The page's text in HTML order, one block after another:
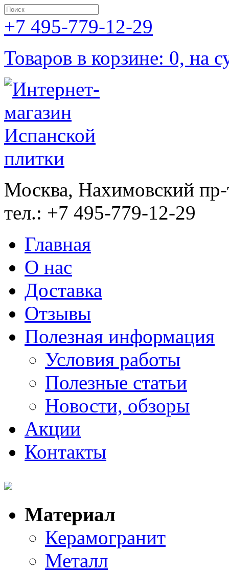
+7 495-779-12-29
Товаров в корзине: 0, на
Москва, Нахимовский
тел.: +7 495-779-12-29
Главная
О нас
Доставка
Отзывы
Полезная информация
Условия работы
Полезные статьи
Новости, обзоры
Акции
Контакты
Материал
Керамогранит
Металл